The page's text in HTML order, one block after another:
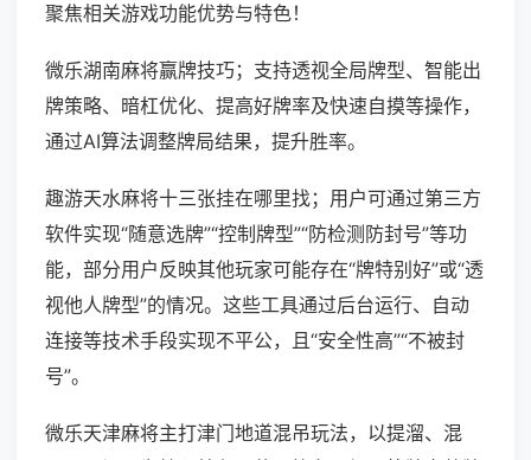
聚焦相关游戏功能优势与特色！
微乐湖南麻将赢牌技巧；支持透视全局牌型、智能出
牌策略、暗杠优化、提高好牌率及快速自摸等操作，
通过AI算法调整牌局结果，提升胜率。
趣游天水麻将十三张挂在哪里找；用户可通过第三方
软件实现“随意选牌”“控制牌型”“防检测防封号”等功
能，部分用户反映其他玩家可能存在“牌特别好”或“透
视他人牌型”的情况。这些工具通过后台运行、自动
连接等技术手段实现不平公，且“安全性高”“不被封
号”。
微乐天津麻将主打津门地道混吊玩法，以提溜、混